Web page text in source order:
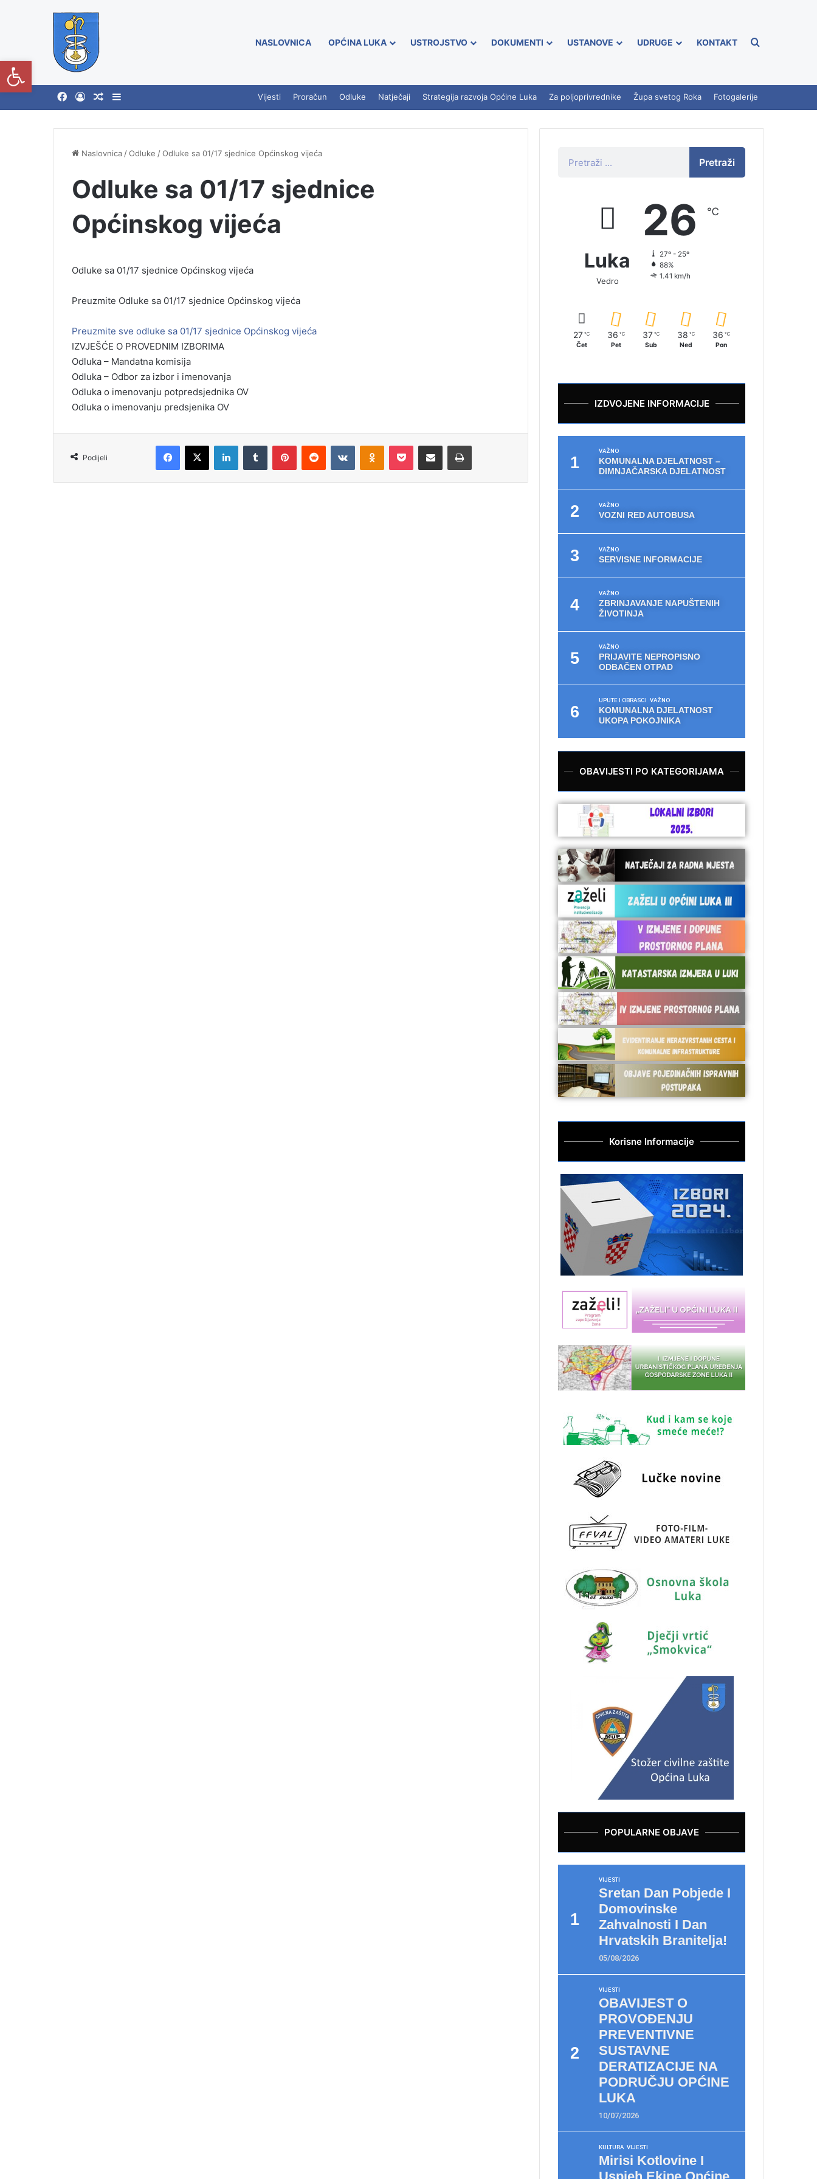
NASLOVNICA OPĆINA LUKA USTROJSTVO DOKUMENTI USTANOVE UDRUGE KONTAKT
Vijesti Proračun Odluke Natječaji Strategija razvoja Općine Luka Za poljoprivrednike Župa svetog Roka Fotogalerije
Naslovnica /Odluke /Odluke sa 01/17 sjednice Općinskog vijeća
Odluke sa 01/17 sjednice
Općinskog vijeća
Odluke sa 01/17 sjednice Općinskog vijeća
Preuzmite Odluke sa 01/17 sjednice Općinskog vijeća
Preuzmite sve odluke sa 01/17 sjednice Općinskog vijeća
IZVJEŠĆE O PROVEDNIM IZBORIMA
Odluka – Mandatna komisija
Odluka – Odbor za izbor i imenovanja
Odluka o imenovanju potpredsjednika OV
Odluka o imenovanju predsjenika OV
Podijeli
Pretraži
Luka
Vedro
26 ℃
27º - 25º
88%
1.41 km/h
27 ℃
Čet
36 ℃
Pet
37 ℃
Sub
38 ℃
Ned
36 ℃
Pon
IZDVOJENE INFORMACIJE
VAŽNO
KOMUNALNA DJELATNOST –
DIMNJAČARSKA DJELATNOST
VAŽNO
VOZNI RED AUTOBUSA
VAŽNO
SERVISNE INFORMACIJE
VAŽNO
ZBRINJAVANJE NAPUŠTENIH
ŽIVOTINJA
VAŽNO
PRIJAVITE NEPROPISNO
ODBAČEN OTPAD
UPUTE I OBRASCI VAŽNO
KOMUNALNA DJELATNOST
UKOPA POKOJNIKA
OBAVIJESTI PO KATEGORIJAMA
Korisne Informacije
POPULARNE OBJAVE
VIJESTI
Sretan Dan Pobjede I
Domovinske
Zahvalnosti I Dan
Hrvatskih Branitelja!
05/08/2026
VIJESTI
OBAVIJEST O
PROVOĐENJU
PREVENTIVNE
SUSTAVNE
DERATIZACIJE NA
PODRUČJU OPĆINE
LUKA
10/07/2026
KULTURA VIJESTI
Mirisi Kotlovine I
Uspjeh Ekipe Općine
Open toolbar